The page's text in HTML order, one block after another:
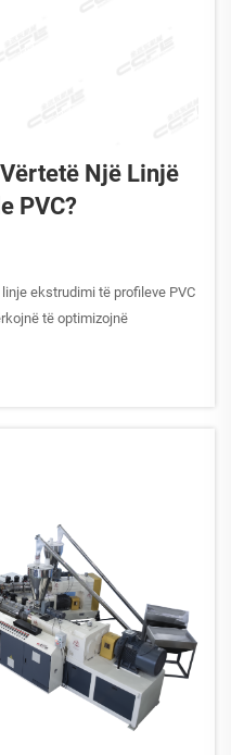
Një Linjë
PVC?
ekstrudimi të profileve PVC
të optimizojnë
në sektorin e
transformon polivinil